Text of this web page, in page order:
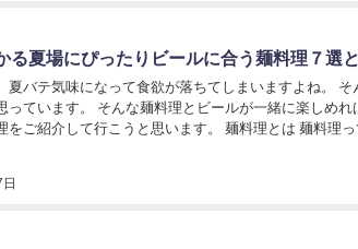
る夏場にぴったりビールに合う麺料理７選
夏バテ気味になって食欲が落ちてしまいますよね。
っています。 そんな麺料理とビールが一緒に楽しめ
して行こうと思います。 麺料理とは 麺料理って聞くと、ラーメンを初めに